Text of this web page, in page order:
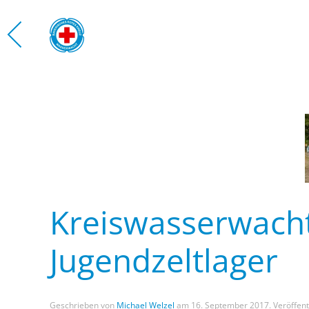
Zum Hauptinhalt springen
Jugendzeltlager
Geschrieben von Michael Welzel am 16. September 2017.